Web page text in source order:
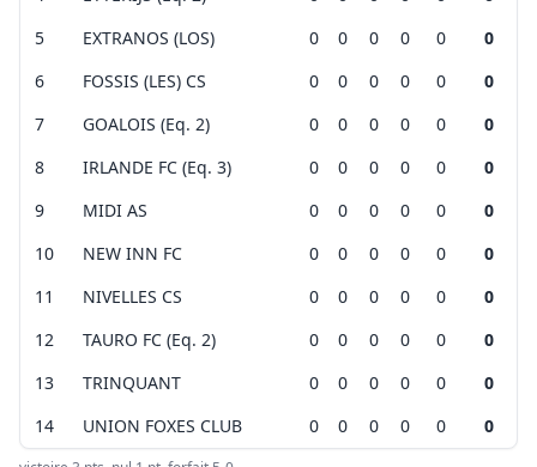
Vérifiez toujours ces infos sur
lien
5
EXTRANOS (LOS) 0 0 0 0 0
0
6
FOSSIS (LES) CS 0 0 0 0 0
0
7
GOALOIS (Eq. 2) 0 0 0 0 0
0
8
IRLANDE FC (Eq. 3) 0 0 0 0 0
0
9
MIDI AS 0 0 0 0 0
0
10
NEW INN FC 0 0 0 0 0
0
11
NIVELLES CS 0 0 0 0 0
0
12
TAURO FC (Eq. 2) 0 0 0 0 0
0
13
TRINQUANT 0 0 0 0 0
0
14
UNION FOXES CLUB 0 0 0 0 0 0